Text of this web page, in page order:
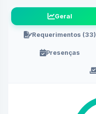
Geral
Requerimentos (33)
Presenças